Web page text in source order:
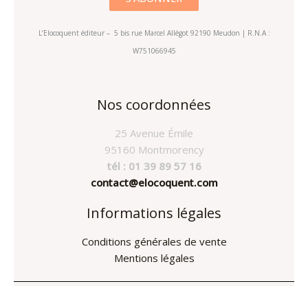
L’Elocoquent éditeur – 5 bis rue Marcel Allégot 92190 Meudon | R.N.A :
W751066945
Nos coordonnées
25 Avenue Émile
95160 Montmorency
tél : 01 39 89 57 16
contact@elocoquent.com
Informations légales
Conditions générales de vente
Mentions légales